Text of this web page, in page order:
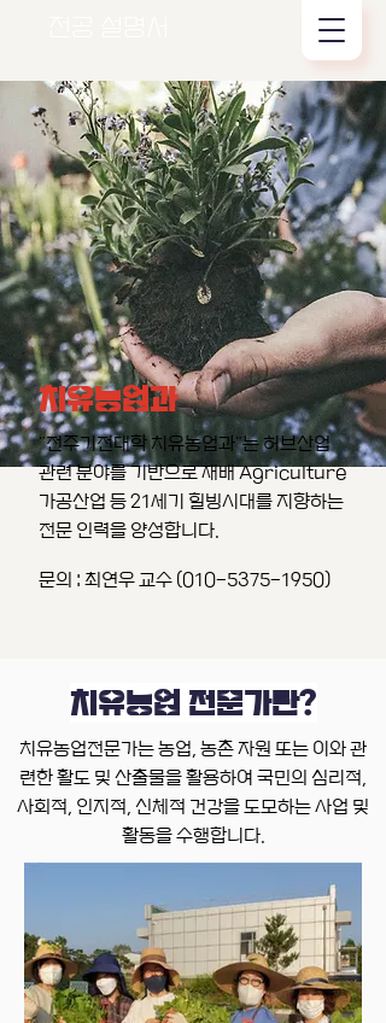
치유농업과
"전주기전대학 치유농업과"는 허브산업
관련 분야를 기반으로 재배 Agriculture
가공산업 등 21세기 힐빙시대를 지향하는
전문 인력을 양성합니다.
문의 : 최연우 교수 (010-5375-1950)
치유농업 전문가란?
치유농업전문가는 농업, 농촌 자원 또는 이와 관
련한 활도 및 산출물을 활용하여 국민의 심리적,
사회적, 인지적, 신체적 건강을 도모하는 사업 및
활동을 수행합니다.